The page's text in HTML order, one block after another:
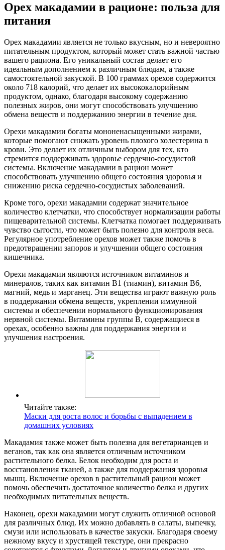
Орех макадамии в рационе: польза для
питания
Орех макадамии является не только вкусным, но и невероятно
питательным продуктом, который может стать важной частью
вашего рациона. Его уникальный состав делает его
идеальным дополнением к различным блюдам, а также
самостоятельной закуской. В 100 граммах орехов содержится
около 718 калорий, что делает их высококалорийным
продуктом, однако, благодаря высокому содержанию
полезных жиров, они могут способствовать улучшению
обмена веществ и поддержанию энергии в течение дня.
Орехи макадамии богаты мононенасыщенными жирами,
которые помогают снижать уровень плохого холестерина в
крови. Это делает их отличным выбором для тех, кто
стремится поддерживать здоровье сердечно-сосудистой
системы. Включение макадамии в рацион может
способствовать улучшению общего состояния здоровья и
снижению риска сердечно-сосудистых заболеваний.
Кроме того, орехи макадамии содержат значительное
количество клетчатки, что способствует нормализации работы
пищеварительной системы. Клетчатка помогает поддерживать
чувство сытости, что может быть полезно для контроля веса.
Регулярное употребление орехов может также помочь в
предотвращении запоров и улучшении общего состояния
кишечника.
Орехи макадамии являются источником витаминов и
минералов, таких как витамин B1 (тиамин), витамин B6,
магний, медь и марганец. Эти вещества играют важную роль
в поддержании обмена веществ, укреплении иммунной
системы и обеспечении нормального функционирования
нервной системы. Витамины группы B, содержащиеся в
орехах, особенно важны для поддержания энергии и
улучшения настроения.
Читайте также:
Маски для роста волос и борьбы с выпадением в
домашних условиях
Макадамия также может быть полезна для вегетарианцев и
веганов, так как она является отличным источником
растительного белка. Белок необходим для роста и
восстановления тканей, а также для поддержания здоровья
мышц. Включение орехов в растительный рацион может
помочь обеспечить достаточное количество белка и других
необходимых питательных веществ.
Наконец, орехи макадамии могут служить отличной основой
для различных блюд. Их можно добавлять в салаты, выпечку,
смузи или использовать в качестве закуски. Благодаря своему
нежному вкусу и хрустящей текстуре, они прекрасно